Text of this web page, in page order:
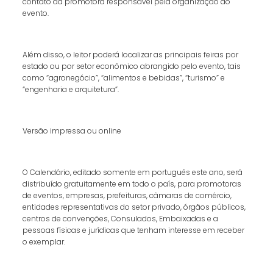
evento.
Além disso, o leitor poderá localizar as principais feiras por
estado ou por setor econômico abrangido pelo evento, tais
como “agronegócio”, “alimentos e bebidas”, “turismo” e
“engenharia e arquitetura”.
Versão impressa ou online
O Calendário, editado somente em português este ano, será
distribuído gratuitamente em todo o país, para promotoras
de eventos, empresas, prefeituras, câmaras de comércio,
entidades representativas do setor privado, órgãos públicos,
centros de convenções, Consulados, Embaixadas e a
pessoas físicas e jurídicas que tenham interesse em receber
o exemplar.